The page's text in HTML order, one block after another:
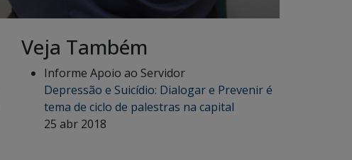
Veja Também
Informe Apoio ao Servidor
Depressão e Suicídio: Dialogar e Prevenir é
tema de ciclo de palestras na capital
25 abr 2018